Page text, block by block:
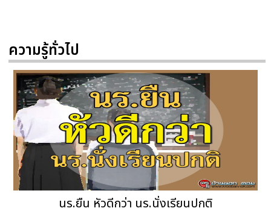
ความรู้ทั่วไป
นร.ยืน หัวดีกว่า นร.นั่งเรียนปกติ